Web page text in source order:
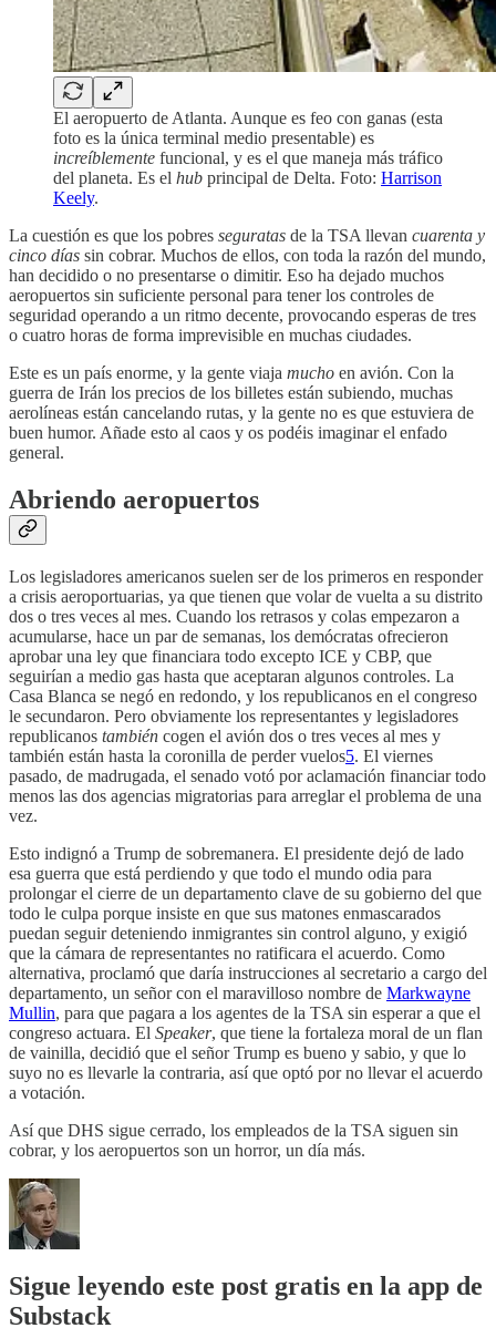
El aeropuerto de Atlanta. Aunque es feo con ganas (esta
foto es la única terminal medio presentable) es
increíblemente funcional, y es el que maneja más tráfico
del planeta. Es el hub principal de Delta. Foto: Harrison
Keely.
La cuestión es que los pobres seguratas de la TSA llevan cuarenta y
cinco días sin cobrar. Muchos de ellos, con toda la razón del mundo,
han decidido o no presentarse o dimitir. Eso ha dejado muchos
aeropuertos sin suficiente personal para tener los controles de
seguridad operando a un ritmo decente, provocando esperas de tres
o cuatro horas de forma imprevisible en muchas ciudades.
Este es un país enorme, y la gente viaja mucho en avión. Con la
guerra de Irán los precios de los billetes están subiendo, muchas
aerolíneas están cancelando rutas, y la gente no es que estuviera de
buen humor. Añade esto al caos y os podéis imaginar el enfado
general.
Abriendo aeropuertos
Los legisladores americanos suelen ser de los primeros en responder
a crisis aeroportuarias, ya que tienen que volar de vuelta a su distrito
dos o tres veces al mes. Cuando los retrasos y colas empezaron a
acumularse, hace un par de semanas, los demócratas ofrecieron
aprobar una ley que financiara todo excepto ICE y CBP, que
seguirían a medio gas hasta que aceptaran algunos controles. La
Casa Blanca se negó en redondo, y los republicanos en el congreso
le secundaron. Pero obviamente los representantes y legisladores
republicanos también cogen el avión dos o tres veces al mes y
también están hasta la coronilla de perder vuelos5. El viernes
pasado, de madrugada, el senado votó por aclamación financiar todo
menos las dos agencias migratorias para arreglar el problema de una
vez.
Esto indignó a Trump de sobremanera. El presidente dejó de lado
esa guerra que está perdiendo y que todo el mundo odia para
prolongar el cierre de un departamento clave de su gobierno del que
todo le culpa porque insiste en que sus matones enmascarados
puedan seguir deteniendo inmigrantes sin control alguno, y exigió
que la cámara de representantes no ratificara el acuerdo. Como
alternativa, proclamó que daría instrucciones al secretario a cargo del
departamento, un señor con el maravilloso nombre de Markwayne
Mullin, para que pagara a los agentes de la TSA sin esperar a que el
congreso actuara. El Speaker, que tiene la fortaleza moral de un flan
de vainilla, decidió que el señor Trump es bueno y sabio, y que lo
suyo no es llevarle la contraria, así que optó por no llevar el acuerdo
a votación.
Así que DHS sigue cerrado, los empleados de la TSA siguen sin
cobrar, y los aeropuertos son un horror, un día más.
Sigue leyendo este post gratis en la app de
Substack